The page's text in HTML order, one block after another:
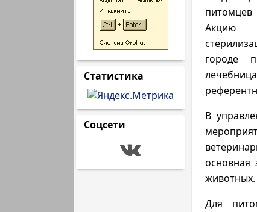
Статистика
Соцсети
городе
В
основная
животных.
Для